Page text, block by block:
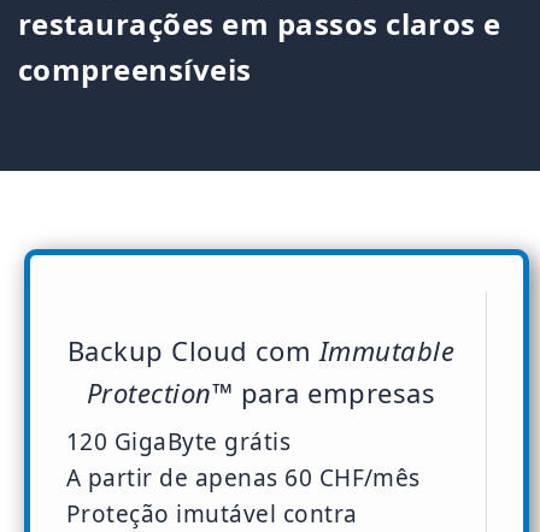
restaurações em passos claros e
compreensíveis
Backup Cloud comImmutable
Protection™ para empresas
120 GigaByte grátis
A partir de apenas 60 CHF/mês
Proteção imutável contra